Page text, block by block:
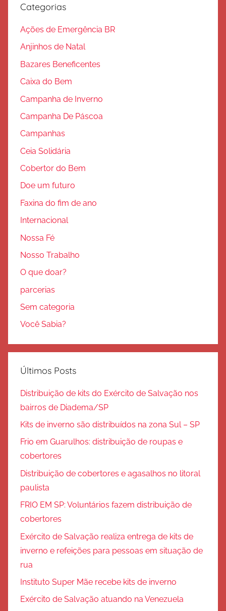
Categorias
Ações de Emergência BR
Anjinhos de Natal
Bazares Beneficentes
Caixa do Bem
Campanha de Inverno
Campanha De Páscoa
Campanhas
Ceia Solidária
Cobertor do Bem
Doe um futuro
Faxina do fim de ano
Internacional
Nossa Fé
Nosso Trabalho
O que doar?
parcerias
Sem categoria
Você Sabia?
Últimos Posts
Distribuição de kits do Exército de Salvação nos
bairros de Diadema/SP
Kits de inverno são distribuídos na zona Sul – SP
Frio em Guarulhos: distribuição de roupas e
cobertores
Distribuição de cobertores e agasalhos no litoral
paulista
FRIO EM SP: Voluntários fazem distribuição de
cobertores
Exército de Salvação realiza entrega de kits de
inverno e refeições para pessoas em situação de
rua
Instituto Super Mãe recebe kits de inverno
Exército de Salvação atuando na Venezuela